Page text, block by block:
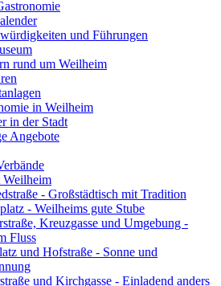
und Führungen
rund um Weilheim
in Weilheim
in der Stadt
Angebote
Weilheim
- Großstädtisch mit Tradition
- Weilheims gute Stube
Kreuzgasse und Umgebung -
Fluss
und Hofstraße - Sonne und
und Kirchgasse - Einladend anders